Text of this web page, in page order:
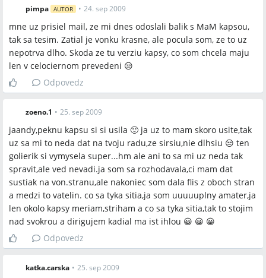
pimpa AUTOR • 24. sep 2009
mne uz prisiel mail, ze mi dnes odoslali balik s MaM kapsou,
tak sa tesim. Zatial je vonku krasne, ale pocula som, ze to uz
nepotrva dlho. Skoda ze tu verziu kapsy, co som chcela maju
len v celociernom prevedeni 😒
Odpovedz
zoeno.1 • 25. sep 2009
jaandy,peknu kapsu si si usila 🙂 ja uz to mam skoro usite,tak
uz sa mi to neda dat na tvoju radu,ze sirsiu,nie dlhsiu 😒 ten
golierik si vymysela super...hm ale ani to sa mi uz neda tak
spravit,ale ved nevadi.ja som sa rozhodavala,ci mam dat
sustiak na von.stranu,ale nakoniec som dala flis z oboch stran
a medzi to vatelin. co sa tyka sitia,ja som uuuuuplny amater,ja
len okolo kapsy meriam,striham a co sa tyka sitia,tak to stojim
nad svokrou a dirigujem kadial ma ist ihlou 😀 😀 😀
Odpovedz
katka.carska • 25. sep 2009